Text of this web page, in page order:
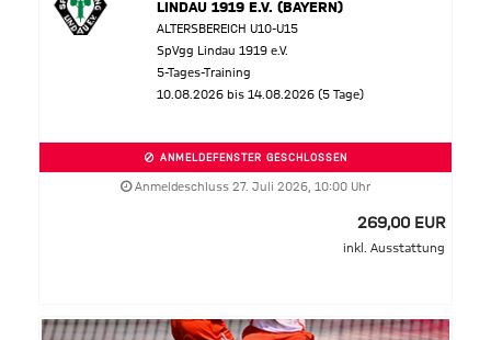
LINDAU 1919 E.V. (BAYERN)
ALTERSBEREICH U10-U15
SpVgg Lindau 1919 e.V.
5-Tages-Training
10.08.2026 bis 14.08.2026 (5 Tage)
ANMELDEFENSTER GESCHLOSSEN
Anmeldeschluss 27. Juli 2026, 10:00 Uhr
269,00 EUR
inkl. Ausstattung